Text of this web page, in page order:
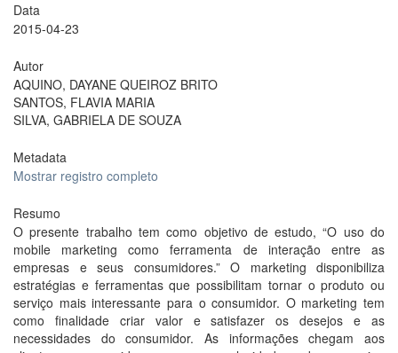
Data
2015-04-23
Autor
AQUINO, DAYANE QUEIROZ BRITO
SANTOS, FLAVIA MARIA
SILVA, GABRIELA DE SOUZA
Metadata
Mostrar registro completo
Resumo
O presente trabalho tem como objetivo de estudo, “O uso do
mobile marketing como ferramenta de interação entre as
empresas e seus consumidores.” O marketing disponibiliza
estratégias e ferramentas que possibilitam tornar o produto ou
serviço mais interessante para o consumidor. O marketing tem
como finalidade criar valor e satisfazer os desejos e as
necessidades do consumidor. As informações chegam aos